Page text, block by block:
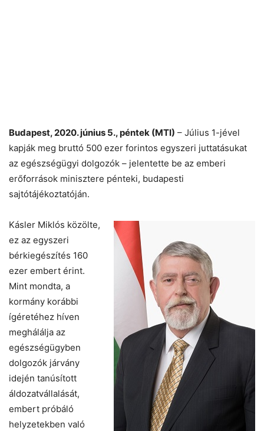
Budapest, 2020. június 5., péntek (MTI) – Július 1-jével
kapják meg bruttó 500 ezer forintos egyszeri juttatásukat
az egészségügyi dolgozók – jelentette be az emberi
erőforrások minisztere pénteki, budapesti
sajtótájékoztatóján.
Kásler Miklós közölte,
ez az egyszeri
bérkiegészítés 160
ezer embert érint.
Mint mondta, a
kormány korábbi
ígéretéhez híven
meghálálja az
egészségügyben
dolgozók járvány
idején tanúsított
áldozatvállalását,
embert próbáló
helyzetekben való